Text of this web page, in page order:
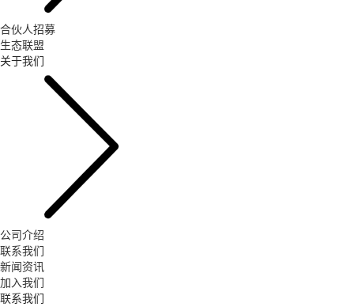
合伙人招募
生态联盟
关于我们
公司介绍
联系我们
新闻资讯
加入我们
联系我们